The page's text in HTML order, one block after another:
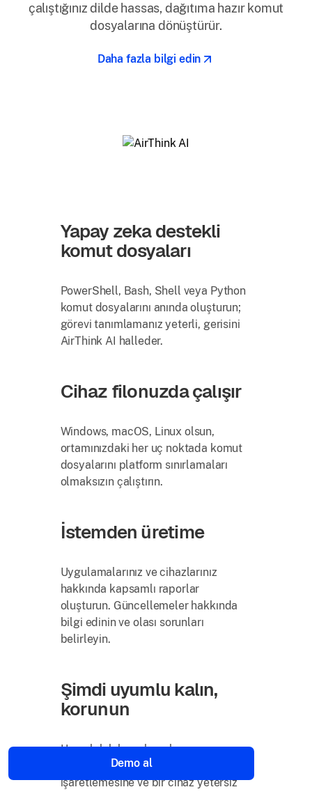
çalıştığınız dilde hassas, dağıtıma hazır komut
dosyalarına dönüştürür.
Daha fazla bilgi edin
Yapay zeka destekli
komut dosyaları
PowerShell, Bash, Shell veya Python
komut dosyalarını anında oluşturun;
görevi tanımlamanız yeterli, gerisini
AirThink AI halleder.
Cihaz filonuzda çalışır
Windows, macOS, Linux olsun,
ortamınızdaki her uç noktada komut
dosyalarını platform sınırlamaları
olmaksızın çalıştırın.
İstemden üretime
Uygulamalarınız ve cihazlarınız
hakkında kapsamlı raporlar
oluşturun. Güncellemeler hakkında
bilgi edinin ve olası sorunları
belirleyin.
Şimdi uyumlu kalın,
korunun
Uyumluluk kıyaslamalarınızı
tanımlayın ve AirThink AI'ın sorunları
işaretlemesine ve bir cihaz yetersiz
Demo al